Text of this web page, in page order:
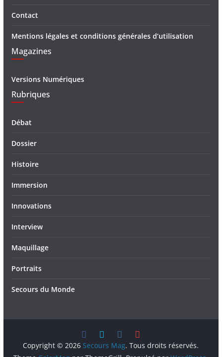
Contact
Mentions légales et conditions générales d’utilisation
Magazines
Versions Numériques
Rubriques
Débat
Dossier
Histoire
Immersion
Innovations
Interview
Maquillage
Portraits
Secours du Monde
Copyright © 2026 Secours Mag. Tous droits réservés.